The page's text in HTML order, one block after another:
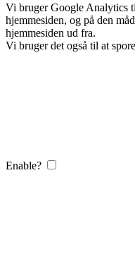
Vi bruger Google Analytics
hjemmesiden, og på den
hjemmesiden ud fra.
Vi bruger det også til at
Enable?